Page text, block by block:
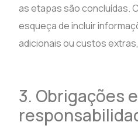
as etapas são concluídas.
esqueça de incluir
adicionais ou custos
3. Obrigações e